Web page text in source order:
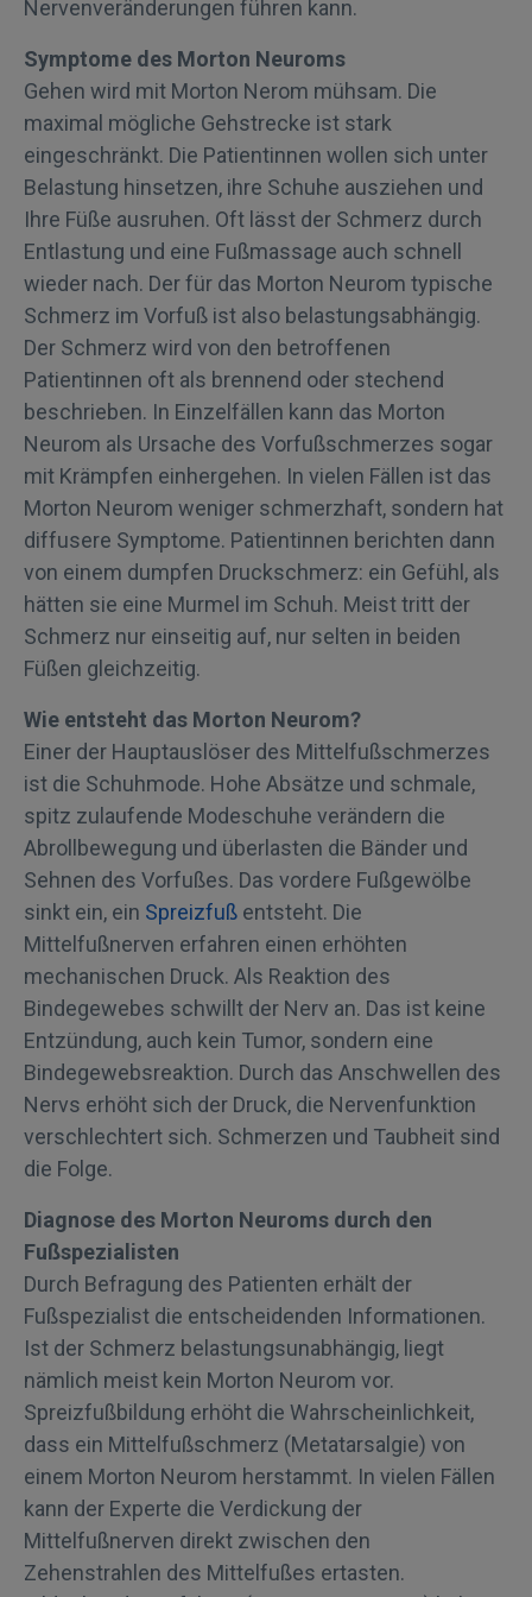
Nervenveränderungen führen kann.
Symptome des Morton Neuroms
Gehen wird mit Morton Nerom mühsam. Die
maximal mögliche Gehstrecke ist stark
eingeschränkt. Die Patientinnen wollen sich unter
Belastung hinsetzen, ihre Schuhe ausziehen und
Ihre Füße ausruhen. Oft lässt der Schmerz durch
Entlastung und eine Fußmassage auch schnell
wieder nach. Der für das Morton Neurom typische
Schmerz im Vorfuß ist also belastungsabhängig.
Der Schmerz wird von den betroffenen
Patientinnen oft als brennend oder stechend
beschrieben. In Einzelfällen kann das Morton
Neurom als Ursache des Vorfußschmerzes sogar
mit Krämpfen einhergehen. In vielen Fällen ist das
Morton Neurom weniger schmerzhaft, sondern hat
diffusere Symptome. Patientinnen berichten dann
von einem dumpfen Druckschmerz: ein Gefühl, als
hätten sie eine Murmel im Schuh. Meist tritt der
Schmerz nur einseitig auf, nur selten in beiden
Füßen gleichzeitig.
Wie entsteht das Morton Neurom?
Einer der Hauptauslöser des Mittelfußschmerzes
ist die Schuhmode. Hohe Absätze und schmale,
spitz zulaufende Modeschuhe verändern die
Abrollbewegung und überlasten die Bänder und
Sehnen des Vorfußes. Das vordere Fußgewölbe
sinkt ein, ein Spreizfuß entsteht. Die
Mittelfußnerven erfahren einen erhöhten
mechanischen Druck. Als Reaktion des
Bindegewebes schwillt der Nerv an. Das ist keine
Entzündung, auch kein Tumor, sondern eine
Bindegewebsreaktion. Durch das Anschwellen des
Nervs erhöht sich der Druck, die Nervenfunktion
verschlechtert sich. Schmerzen und Taubheit sind
die Folge.
Diagnose des Morton Neuroms durch den
Fußspezialisten
Durch Befragung des Patienten erhält der
Fußspezialist die entscheidenden Informationen.
Ist der Schmerz belastungsunabhängig, liegt
nämlich meist kein Morton Neurom vor.
Spreizfußbildung erhöht die Wahrscheinlichkeit,
dass ein Mittelfußschmerz (Metatarsalgie) von
einem Morton Neurom herstammt. In vielen Fällen
kann der Experte die Verdickung der
Mittelfußnerven direkt zwischen den
Zehenstrahlen des Mittelfußes ertasten.